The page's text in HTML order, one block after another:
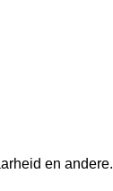
en andere.